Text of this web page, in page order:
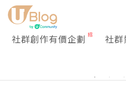
社群創作有價企劃 社